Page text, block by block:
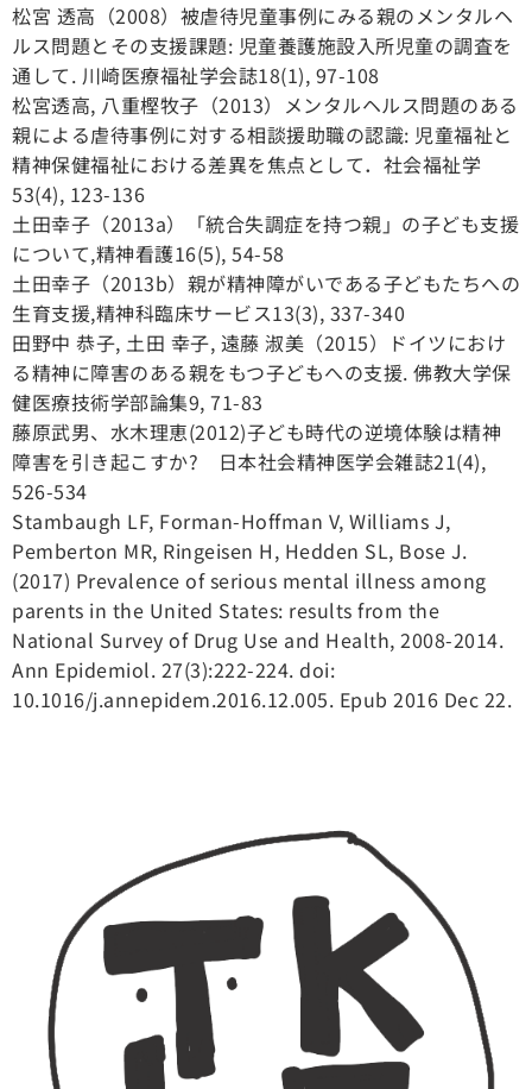
松宮 透高（2008）被虐待児童事例にみる親のメンタルヘ
ルス問題とその支援課題: 児童養護施設入所児童の調査を
通して. 川崎医療福祉学会誌18(1), 97-108
松宮透高, 八重樫牧子（2013）メンタルヘルス問題のある
親による虐待事例に対する相談援助職の認識: 児童福祉と
精神保健福祉における差異を焦点として．社会福祉学
53(4), 123-136
土田幸子（2013a）「統合失調症を持つ親」の子ども支援
について,精神看護16(5), 54-58
土田幸子（2013b）親が精神障がいである子どもたちへの
生育支援,精神科臨床サービス13(3), 337-340
田野中 恭子, 土田 幸子, 遠藤 淑美（2015）ドイツにおけ
る精神に障害のある親をもつ子どもへの支援. 佛教大学保
健医療技術学部論集9, 71-83
藤原武男、水木理恵(2012)子ども時代の逆境体験は精神
障害を引き起こすか? 日本社会精神医学会雑誌21(4),
526-534
Stambaugh LF, Forman-Hoffman V, Williams J,
Pemberton MR, Ringeisen H, Hedden SL, Bose J.
(2017) Prevalence of serious mental illness among
parents in the United States: results from the
National Survey of Drug Use and Health, 2008-2014.
Ann Epidemiol. 27(3):222-224. doi:
10.1016/j.annepidem.2016.12.005. Epub 2016 Dec 22.